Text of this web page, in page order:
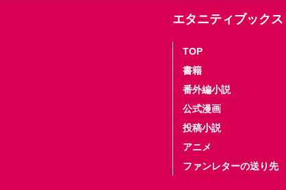
エタニティブックス
TOP
書籍
番外編小説
公式漫画
投稿小説
アニメ
ファンレターの送り先